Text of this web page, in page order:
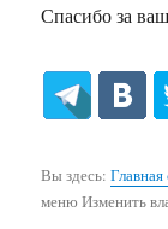
Спасибо за
Вы здесь:
меню Изменить